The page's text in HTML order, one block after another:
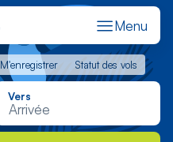
Menu
M'enregistrer Statut des vols
M'enregistrer Statut des vols
Vers